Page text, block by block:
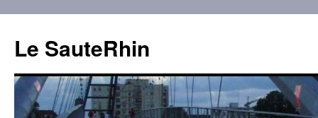
contenu
Le SauteRhin